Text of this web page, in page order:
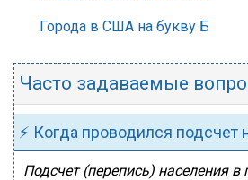
Города в США на букву Б
Часто задаваемые
⚡ Когда проводился подсчет
Подсчет (перепись) населения в